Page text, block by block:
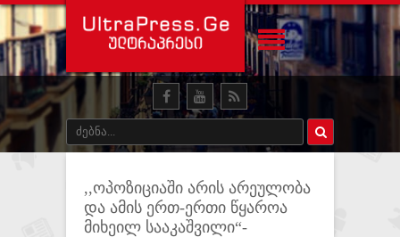
,,ოპოზიციაში არის არეულობა
და ამის ერთ-ერთი წყაროა
მიხეილ სააკაშვილი“-